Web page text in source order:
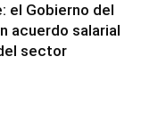
el Gobierno del
acuerdo salarial
sector